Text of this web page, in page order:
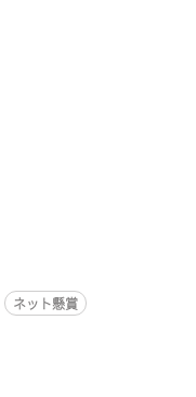
ネット懸賞